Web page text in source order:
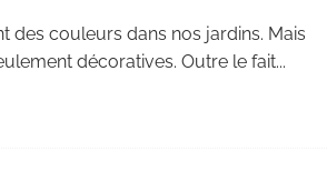
des couleurs dans nos jardins. Mais
décoratives. Outre le fait...